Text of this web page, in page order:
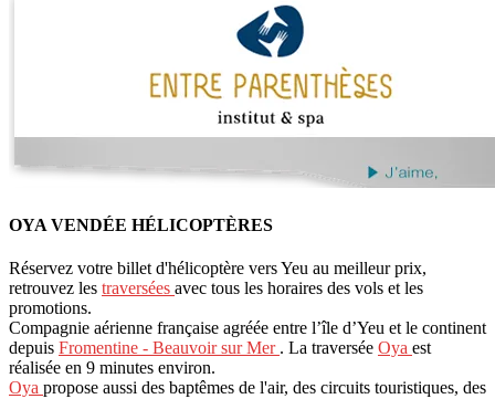
OYA VENDÉE HÉLICOPTÈRES
Réservez votre billet d'hélicoptère vers Yeu au meilleur prix,
retrouvez les traversées avec tous les horaires des vols et les
promotions.
Compagnie aérienne française agréée entre l’île d’Yeu et le continent
depuis Fromentine - Beauvoir sur Mer . La traversée Oya est
réalisée en 9 minutes environ.
Oya propose aussi des baptêmes de l'air, des circuits touristiques, des